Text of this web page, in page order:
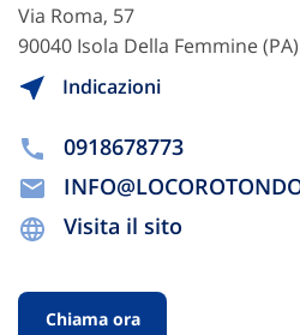
Via Roma, 57
90040 Isola Della Femmine (PA)
Indicazioni
0918678773
Visita il sito
Chiama ora